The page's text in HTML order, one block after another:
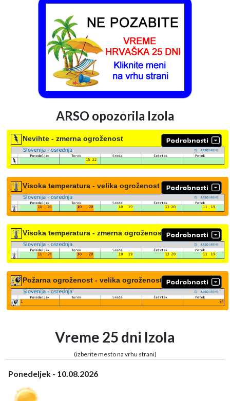
ARSO opozorila Izola
Nevihte - zmerna ogroženost
Visoka temperatura - velika ogroženost
Visoka temperatura - zmerna ogroženost
Požarna ogroženost - velika ogroženost
Vreme 25 dni Izola
(izberite mesto na vrhu strani)
Ponedeljek - 10.08.2026